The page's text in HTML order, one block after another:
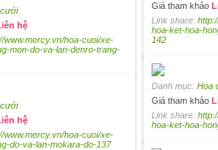
Giá tham khảo
Link share:
hoa-ket-hoa-
142
hệ
www.mercy.vn/hoa-cuoi/xe-
mon-do-va-lan-denro-trang-
Danh mục: Hoa
Giá tham khảo
Link share:
hoa-ket-hoa-
hệ
www.mercy.vn/hoa-cuoi/xe-
do-va-lan-mokara-do-137